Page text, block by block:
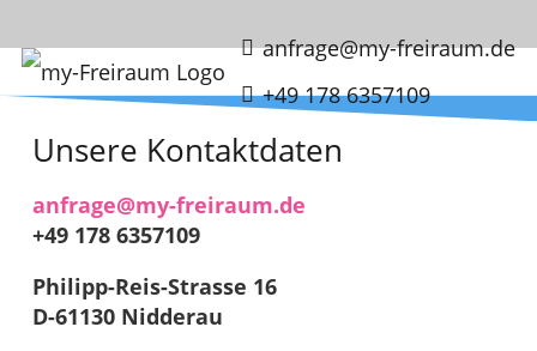
anfrage@my-freiraum.de
+49 178 6357109
Unsere Kontaktdaten
anfrage@my-freiraum.de
+49 178 6357109
Philipp-Reis-Strasse 16
D-61130 Nidderau